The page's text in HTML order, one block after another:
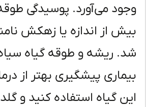
وجود می‌آورد. پوسیدگی
بیش از اندازه یا زهکش
شد. ریشه و طوقه گیاه
بیماری پیشگیری بهتر از
این گیاه استفاده کنید و